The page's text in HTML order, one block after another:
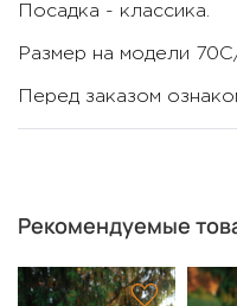
Посадка - классика.
Размер на модели
Перед заказом
Рекомендуемые